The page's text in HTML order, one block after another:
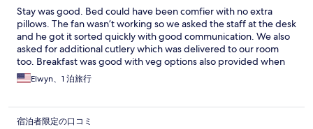
Stay was good. Bed could have been comfier with no extra
pillows. The fan wasn’t working so we asked the staff at the desk
and he got it sorted quickly with good communication. We also
asked for additional cutlery which was delivered to our room
too. Breakfast was good with veg options also provided when
asked for. overall stay was great with lovely staff!
Elwyn、1 泊旅行
宿泊者限定の口コミ